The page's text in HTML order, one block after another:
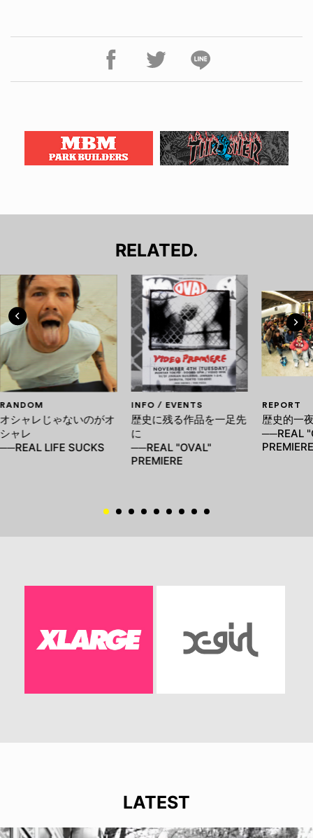
RELATED.
RANDOM
オシャレじゃないのがオ
シャレ
──REAL LIFE SUCKS
INFO / EVENTS
歴史に残る作品を一足先
に
──REAL "OVAL"
PREMIERE
REPORT
歴史的一
──REAL
PREMIERE
LATEST